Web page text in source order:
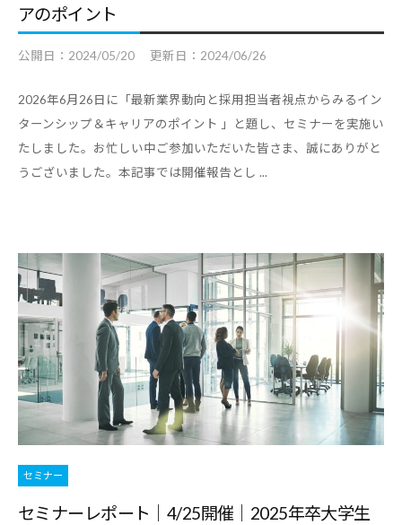
アのポイント
公開日： 2024/05/20 更新日： 2024/06/26
2026年6月26日に「最新業界動向と採用担当者視点からみるイン
ターンシップ＆キャリアのポイント 」と題し、セミナーを実施い
たしました。お忙しい中ご参加いただいた皆さま、誠にありがと
うございました。本記事では開催報告とし ...
セミナー
セミナーレポート｜4/25開催｜2025年卒大学生